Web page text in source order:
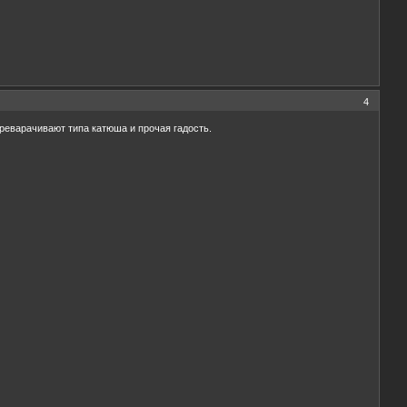
4
типа катюша и прочая гадость.